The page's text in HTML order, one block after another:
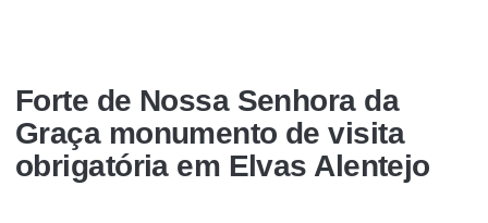
Forte de Nossa Senhora da
Graça monumento de visita
obrigatória em Elvas Alentejo